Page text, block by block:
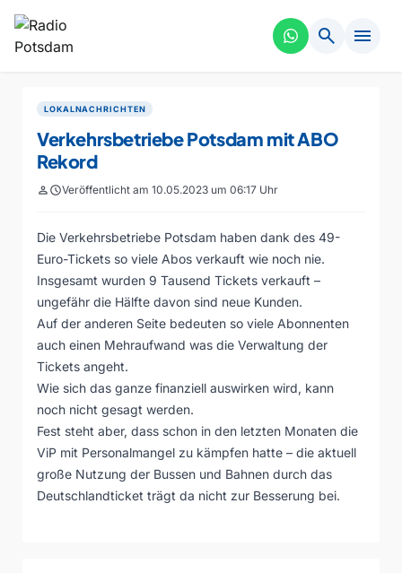
search menu
LOKALNACHRICHTEN
Verkehrsbetriebe Potsdam mit ABO
Rekord
personscheduleVeröffentlicht am 10.05.2023 um 06:17 Uhr
Die Verkehrsbetriebe Potsdam haben dank des 49-
Euro-Tickets so viele Abos verkauft wie noch nie.
Insgesamt wurden 9 Tausend Tickets verkauft –
ungefähr die Hälfte davon sind neue Kunden.
Auf der anderen Seite bedeuten so viele Abonnenten
auch einen Mehraufwand was die Verwaltung der
Tickets angeht.
Wie sich das ganze finanziell auswirken wird, kann
noch nicht gesagt werden.
Fest steht aber, dass schon in den letzten Monaten die
ViP mit Personalmangel zu kämpfen hatte – die aktuell
große Nutzung der Bussen und Bahnen durch das
Deutschlandticket trägt da nicht zur Besserung bei.